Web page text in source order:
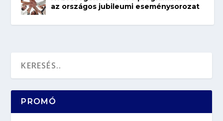
az országos jubileumi eseménysorozat
PROMÓ